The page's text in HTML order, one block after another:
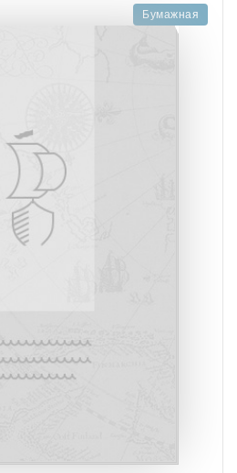
Бумажная